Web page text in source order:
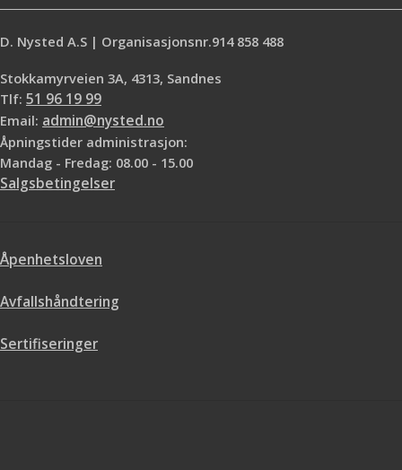
D. Nysted A.S | Organisasjonsnr.914 858 488
Stokkamyrveien 3A, 4313, Sandnes
Tlf: 51 96 19 99
Email: admin@nysted.no
Åpningstider administrasjon:
Mandag - Fredag: 08.00 - 15.00
Salgsbetingelser
Åpenhetsloven
Avfallshåndtering
Sertifiseringer